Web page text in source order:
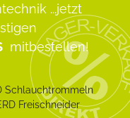
...jetzt
mitbestellen!